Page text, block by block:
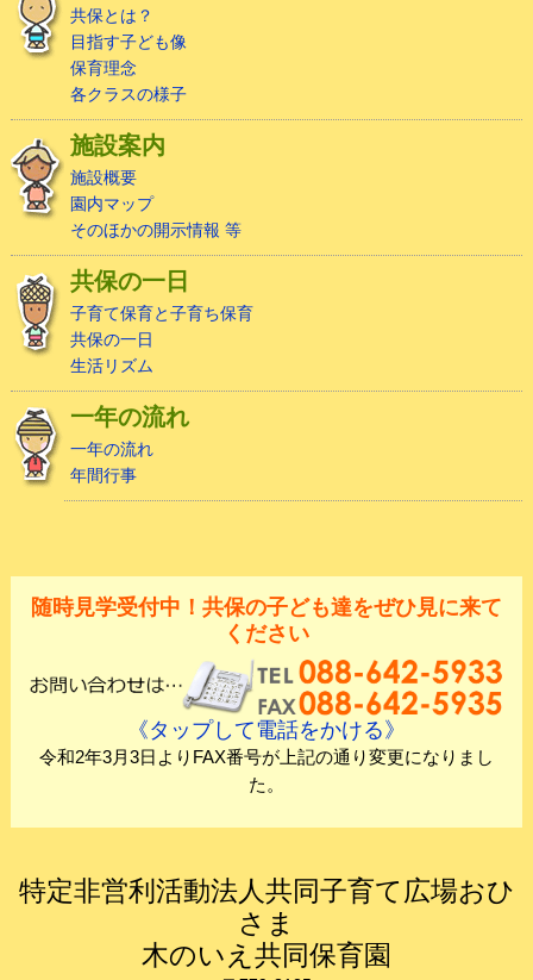
共保とは？
目指す子ども像
保育理念
各クラスの様子
施設案内
施設概要
園内マップ
そのほかの開示情報 等
共保の一日
子育て保育と子育ち保育
共保の一日
生活リズム
一年の流れ
一年の流れ
年間行事
随時見学受付中！共保の子ども達をぜひ見に来て
ください
《タップして電話をかける》
令和2年3月3日よりFAX番号が上記の通り変更になりまし
た。
特定非営利活動法人共同子育て広場おひ
さま
木のいえ共同保育園